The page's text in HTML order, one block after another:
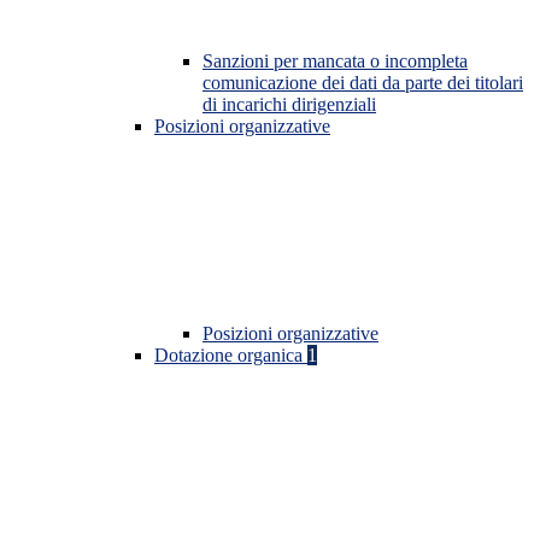
Sanzioni per mancata o incompleta
comunicazione dei dati da parte dei titolari
di incarichi dirigenziali
Posizioni organizzative
Posizioni organizzative
Dotazione organica 1